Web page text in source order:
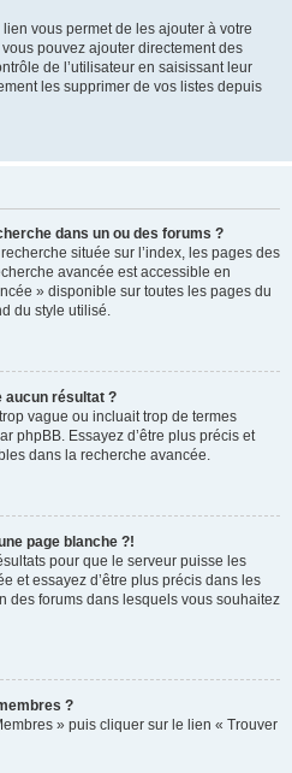
vous permet de les ajouter à votre
vous pouvez ajouter directement des
de l’utilisateur en saisissant leur
les supprimer de vos listes depuis
dans un ou des forums ?
située sur l’index, les pages des
avancée est accessible en
» disponible sur toutes les pages du
du style utilisé.
aucun résultat ?
vague ou incluait trop de termes
phpBB. Essayez d’être plus précis et
dans la recherche avancée.
page blanche ?!
pour que le serveur puisse les
et essayez d’être plus précis dans les
des forums dans lesquels vous souhaitez
?
» puis cliquer sur le lien « Trouver